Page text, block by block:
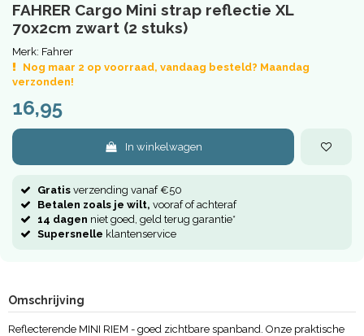
FAHRER Cargo Mini strap reflectie XL
70x2cm zwart (2 stuks)
Merk: Fahrer
Nog maar 2 op voorraad, vandaag besteld? Maandag
verzonden!
16,95
In winkelwagen
Gratis verzending vanaf €50
Betalen zoals je wilt, vooraf of achteraf
14 dagen niet goed, geld terug garantie*
Supersnelle klantenservice
Omschrijving
Reflecterende MINI RIEM - goed zichtbare spanband. Onze praktische